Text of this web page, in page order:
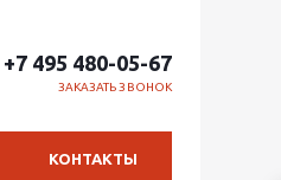
+7 495 480-05-67
ЗАКАЗАТЬ ЗВОНОК
КОНТАКТЫ